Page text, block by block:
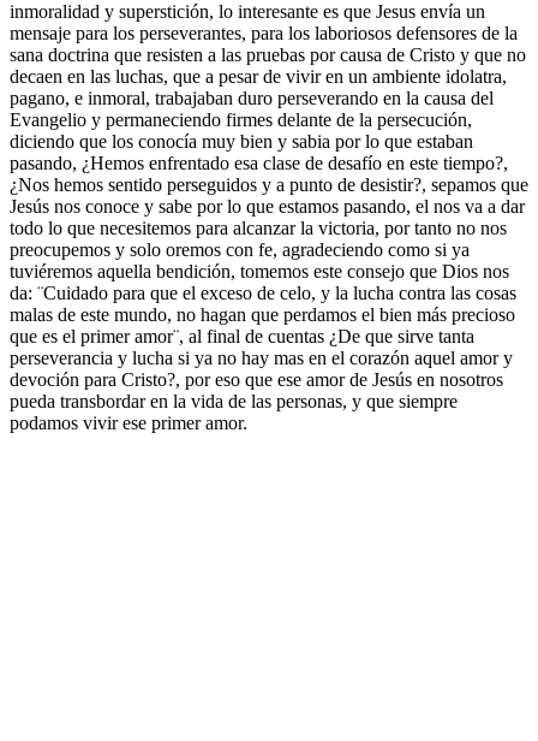
inmoralidad y superstición, lo interesante es que Jesus envía un
mensaje para los perseverantes, para los laboriosos defensores de la
sana doctrina que resisten a las pruebas por causa de Cristo y que no
decaen en las luchas, que a pesar de vivir en un ambiente idolatra,
pagano, e inmoral, trabajaban duro perseverando en la causa del
Evangelio y permaneciendo firmes delante de la persecución,
diciendo que los conocía muy bien y sabia por lo que estaban
pasando, ¿Hemos enfrentado esa clase de desafío en este tiempo?,
¿Nos hemos sentido perseguidos y a punto de desistir?, sepamos que
Jesús nos conoce y sabe por lo que estamos pasando, el nos va a dar
todo lo que necesitemos para alcanzar la victoria, por tanto no nos
preocupemos y solo oremos con fe, agradeciendo como si ya
tuviéremos aquella bendición, tomemos este consejo que Dios nos
da: ¨Cuidado para que el exceso de celo, y la lucha contra las cosas
malas de este mundo, no hagan que perdamos el bien más precioso
que es el primer amor¨, al final de cuentas ¿De que sirve tanta
perseverancia y lucha si ya no hay mas en el corazón aquel amor y
devoción para Cristo?, por eso que ese amor de Jesús en nosotros
pueda transbordar en la vida de las personas, y que siempre
podamos vivir ese primer amor.